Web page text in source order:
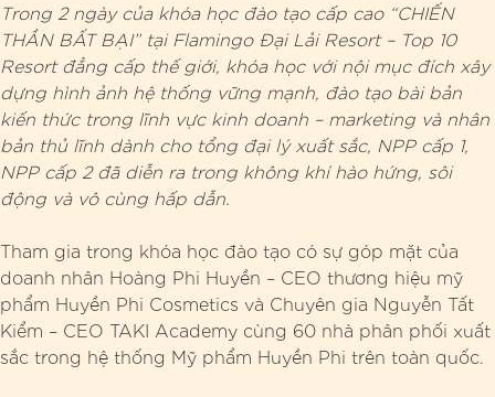
Trong 2 ngày của khóa học đào tạo cấp cao “CHIẾN
THẦN BẤT BẠI” tại Flamingo Đại Lải Resort – Top 10
Resort đẳng cấp thế giới, khóa học với nội mục đích xây
dựng hình ảnh hệ thống vững mạnh, đào tạo bài bản
kiến thức trong lĩnh vực kinh doanh – marketing và nhân
bản thủ lĩnh dành cho tổng đại lý xuất sắc, NPP cấp 1,
NPP cấp 2 đã diễn ra trong không khí hào hứng, sôi
động và vô cùng hấp dẫn.
Tham gia trong khóa học đào tạo có sự góp mặt của
doanh nhân Hoàng Phi Huyền – CEO thương hiệu mỹ
phẩm Huyền Phi Cosmetics và Chuyên gia Nguyễn Tất
Kiểm – CEO TAKI Academy cùng 60 nhà phân phối xuất
sắc trong hệ thống Mỹ phẩm Huyền Phi trên toàn quốc.